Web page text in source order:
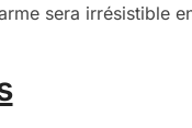
sera irrésistible